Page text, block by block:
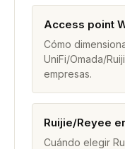
Access point
Cómo
UniFi/Omada/
empresas.
Ruijie/Reyee
Cuándo elegir